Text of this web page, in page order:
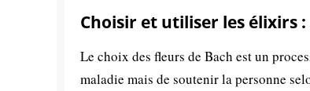
Choisir et utiliser les élixirs
Le choix des fleurs de Bach est un
maladie mais de soutenir la personne